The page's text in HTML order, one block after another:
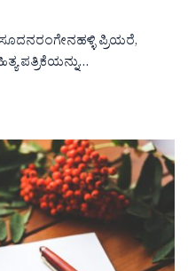
ಪ್ರಿಯರೆ,
ಪತ್ರಿಕೆಯನ್ನು…